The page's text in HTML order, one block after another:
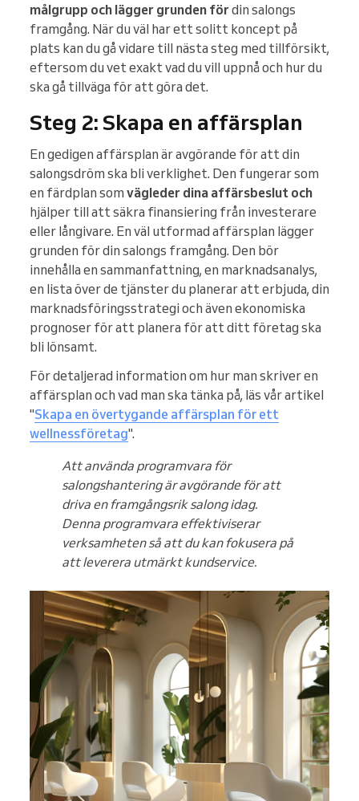
målgrupp och lägger grunden fördin salongs
framgång. När du väl har ett solitt koncept på
plats kan du gå vidare till nästa steg med tillförsikt,
eftersom du vet exakt vad du vill uppnå och hur du
ska gå tillväga för att göra det.
Steg 2: Skapa en affärsplan
En gedigen affärsplan är avgörande för att din
salongsdröm ska bli verklighet. Den fungerar som
en färdplan som vägleder dina affärsbeslut och
hjälper till att säkra finansiering från investerare
eller långivare. En väl utformad affärsplan lägger
grunden för din salongs framgång. Den bör
innehålla en sammanfattning, en marknadsanalys,
en lista över de tjänster du planerar att erbjuda, din
marknadsföringsstrategi och även ekonomiska
prognoser för att planera för att ditt företag ska
bli lönsamt.
För detaljerad information om hur man skriver en
affärsplan och vad man ska tänka på, läs vår artikel
"Skapa en övertygande affärsplan för ett
wellnessföretag".
Att använda programvara för
salongshantering är avgörande för att
driva en framgångsrik salong idag.
Denna programvara effektiviserar
verksamheten så att du kan fokusera på
att leverera utmärkt kundservice.